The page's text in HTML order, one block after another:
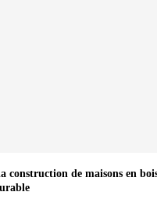
construction de maisons en